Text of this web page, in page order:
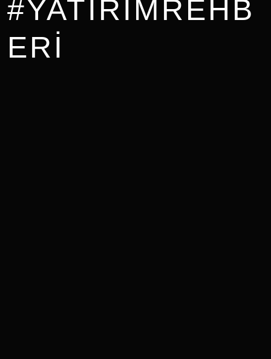
#YATIRIMREHB
ERI